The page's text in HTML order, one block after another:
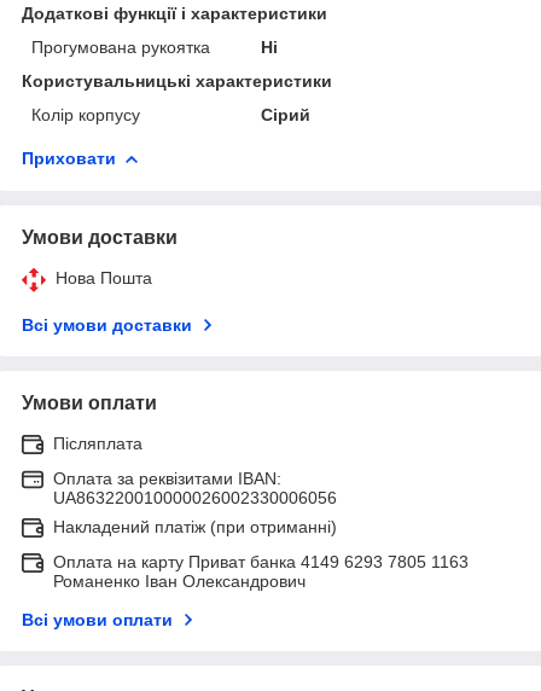
Додаткові функції і характеристики
Прогумована рукоятка
Ні
Користувальницькі характеристики
Колір корпусу
Сірий
Приховати
Умови доставки
Нова Пошта
Всі умови доставки
Умови оплати
Післяплата
Оплата за реквізитами IBAN:
UA863220010000026002330006056
Накладений платіж (при отриманні)
Оплата на карту Приват банка 4149 6293 7805 1163
Романенко Іван Олександрович
Всі умови оплати